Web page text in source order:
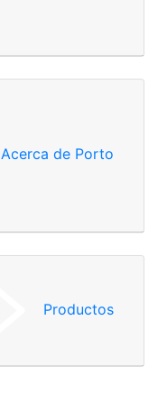
Acerca de Porto
Productos